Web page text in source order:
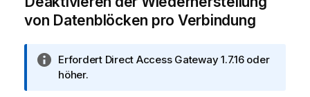
von Datenblöcken pro Verbindung
I
n
Erfordert Direct Access Gateway1.7.16 oder
höher.